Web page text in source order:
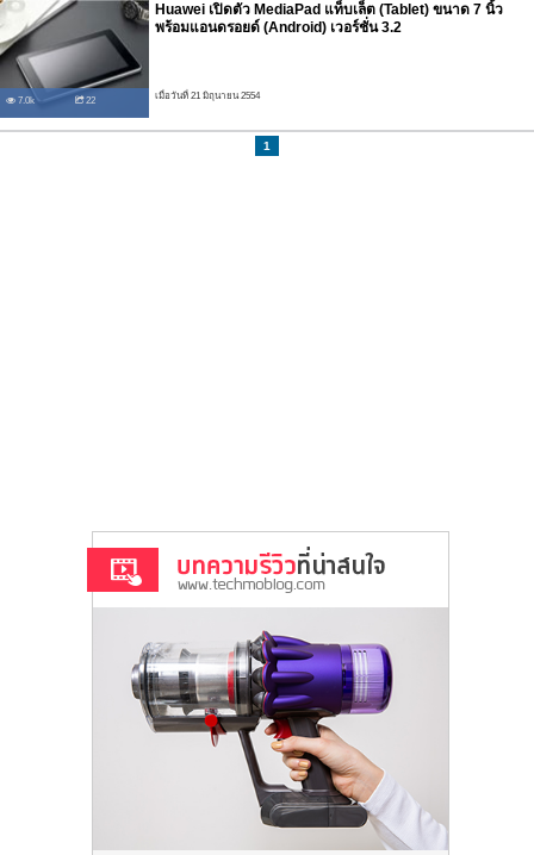
7.0k 22
Huawei เปิดตัว MediaPad แท็บเล็ต (Tablet) ขนาด 7 นิ้ว
พร้อมแอนดรอยด์ (Android) เวอร์ชั่น 3.2
เมื่อวันที่ 21 มิถุนายน 2554
1